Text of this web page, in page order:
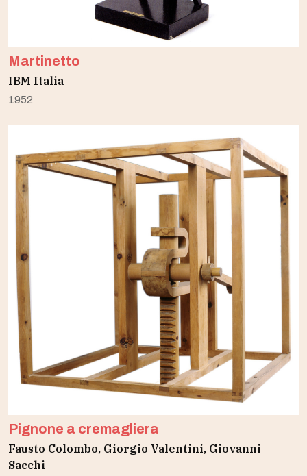
Martinetto
IBM Italia
1952
Pignone a cremagliera
Fausto Colombo, Giorgio Valentini, Giovanni
Sacchi